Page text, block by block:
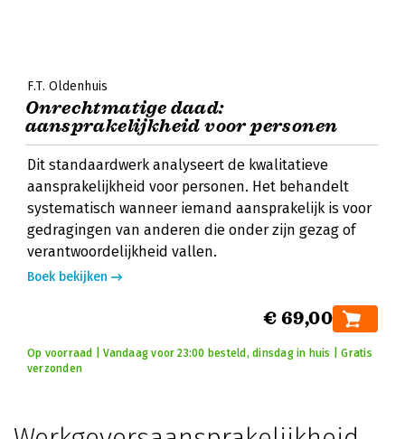
F.T. Oldenhuis
Onrechtmatige daad:
aansprakelijkheid voor personen
Dit standaardwerk analyseert de kwalitatieve
aansprakelijkheid voor personen. Het behandelt
systematisch wanneer iemand aansprakelijk is voor
gedragingen van anderen die onder zijn gezag of
verantwoordelijkheid vallen.
Boek bekijken
€ 69,00
Op voorraad | Vandaag voor 23:00 besteld, dinsdag in huis | Gratis
verzonden